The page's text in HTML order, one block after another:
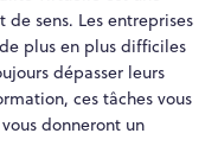
sens. Les entreprises
plus en plus difficiles
dépasser leurs
ces tâches vous
donneront un